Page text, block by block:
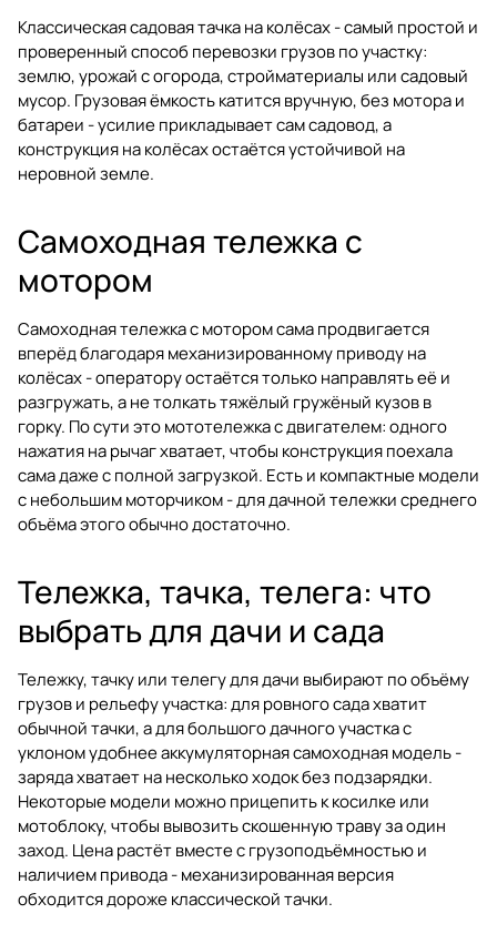
Классическая садовая тачка на колёсах - самый простой и
проверенный способ перевозки грузов по участку:
землю, урожай с огорода, стройматериалы или садовый
мусор. Грузовая ёмкость катится вручную, без мотора и
батареи - усилие прикладывает сам садовод, а
конструкция на колёсах остаётся устойчивой на
неровной земле.
Самоходная тележка с
мотором
Самоходная тележка с мотором сама продвигается
вперёд благодаря механизированному приводу на
колёсах - оператору остаётся только направлять её и
разгружать, а не толкать тяжёлый гружёный кузов в
горку. По сути это мототележка с двигателем: одного
нажатия на рычаг хватает, чтобы конструкция поехала
сама даже с полной загрузкой. Есть и компактные модели
с небольшим моторчиком - для дачной тележки среднего
объёма этого обычно достаточно.
Тележка, тачка, телега: что
выбрать для дачи и сада
Тележку, тачку или телегу для дачи выбирают по объёму
грузов и рельефу участка: для ровного сада хватит
обычной тачки, а для большого дачного участка с
уклоном удобнее аккумуляторная самоходная модель -
заряда хватает на несколько ходок без подзарядки.
Некоторые модели можно прицепить к косилке или
мотоблоку, чтобы вывозить скошенную траву за один
заход. Цена растёт вместе с грузоподъёмностью и
наличием привода - механизированная версия
обходится дороже классической тачки.